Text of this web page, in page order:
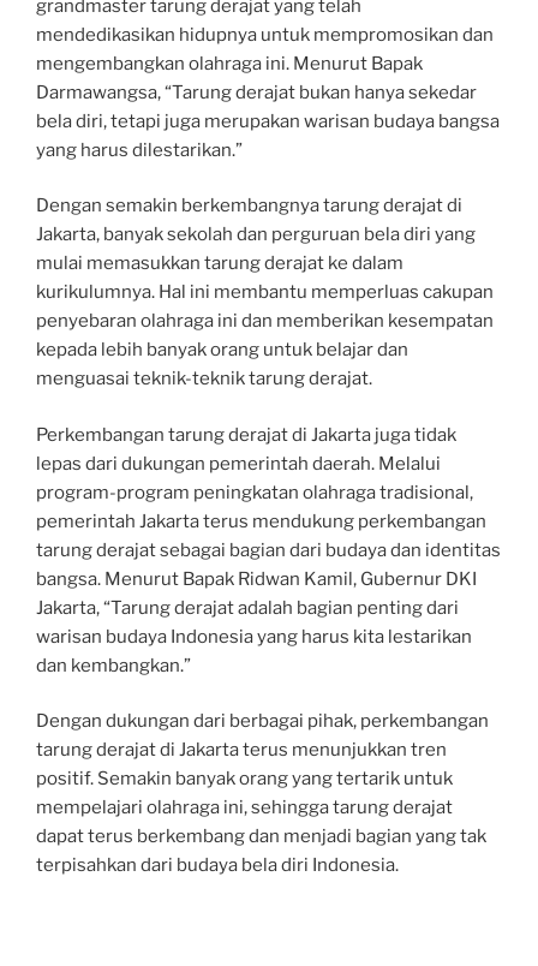
grandmaster tarung derajat yang telah
mendedikasikan hidupnya untuk mempromosikan dan
mengembangkan olahraga ini. Menurut Bapak
Darmawangsa, “Tarung derajat bukan hanya sekedar
bela diri, tetapi juga merupakan warisan budaya bangsa
yang harus dilestarikan.”
Dengan semakin berkembangnya tarung derajat di
Jakarta, banyak sekolah dan perguruan bela diri yang
mulai memasukkan tarung derajat ke dalam
kurikulumnya. Hal ini membantu memperluas cakupan
penyebaran olahraga ini dan memberikan kesempatan
kepada lebih banyak orang untuk belajar dan
menguasai teknik-teknik tarung derajat.
Perkembangan tarung derajat di Jakarta juga tidak
lepas dari dukungan pemerintah daerah. Melalui
program-program peningkatan olahraga tradisional,
pemerintah Jakarta terus mendukung perkembangan
tarung derajat sebagai bagian dari budaya dan identitas
bangsa. Menurut Bapak Ridwan Kamil, Gubernur DKI
Jakarta, “Tarung derajat adalah bagian penting dari
warisan budaya Indonesia yang harus kita lestarikan
dan kembangkan.”
Dengan dukungan dari berbagai pihak, perkembangan
tarung derajat di Jakarta terus menunjukkan tren
positif. Semakin banyak orang yang tertarik untuk
mempelajari olahraga ini, sehingga tarung derajat
dapat terus berkembang dan menjadi bagian yang tak
terpisahkan dari budaya bela diri Indonesia.